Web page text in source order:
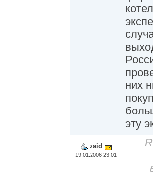
них
эту
zaid
19.01.2006 23:01